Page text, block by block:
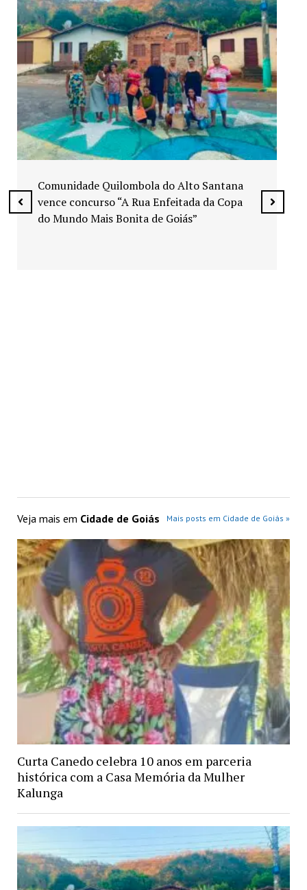
Exposição “Arte em Cores” leva pinturas a
espaços públicos de Senador Canedo
Veja mais em Cidade de Goiás Mais posts em Cidade de Goiás »
Curta Canedo celebra 10 anos em parceria
histórica com a Casa Memória da Mulher
Kalunga